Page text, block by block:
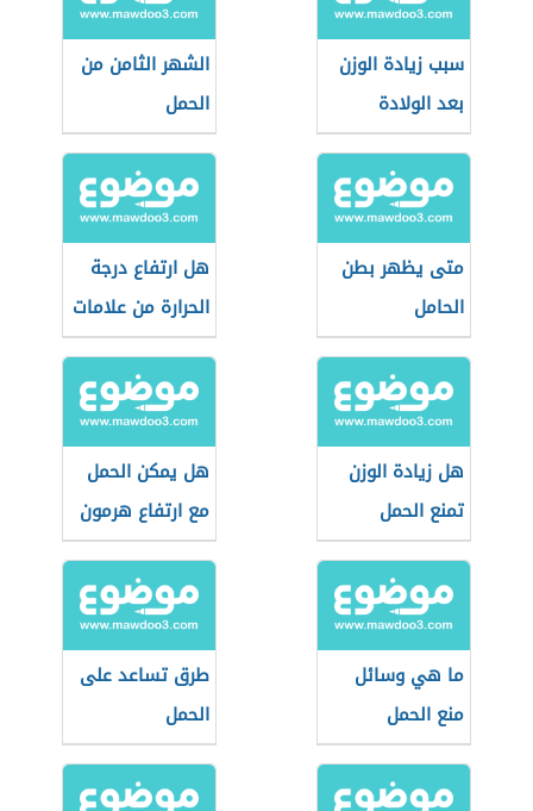
سبب زيادة الوزن
بعد الولادة
الشهر الثامن من
الحمل
متى يظهر بطن
الحامل
هل ارتفاع درجة
الحرارة من علامات
الحمل
هل زيادة الوزن
تمنع الحمل
هل يمكن الحمل
مع ارتفاع هرمون
FSH
ما هي وسائل
منع الحمل
طرق تساعد على
الحمل